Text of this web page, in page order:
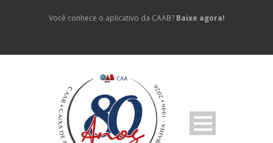
Você conhece o aplicativo da CAAB? Baixe agora!